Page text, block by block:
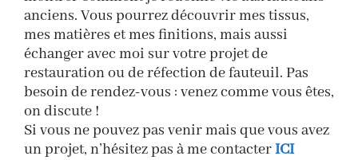
anciens. Vous pourrez découvrir mes tissus,
mes matières et mes finitions, mais aussi
échanger avec moi sur votre projet de
restauration ou de réfection de fauteuil. Pas
besoin de rendez-vous : venez comme vous êtes,
on discute !
Si vous ne pouvez pas venir mais que vous avez
un projet, n’hésitez pas à me contacterICI